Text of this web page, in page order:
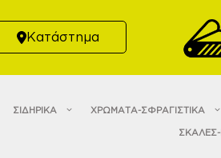
Κατάστημα
ΣΙΔΗΡΙΚΑ ΧΡΩΜΑΤΑ-ΣΦΡΑΓΙΣΤΙΚΑ